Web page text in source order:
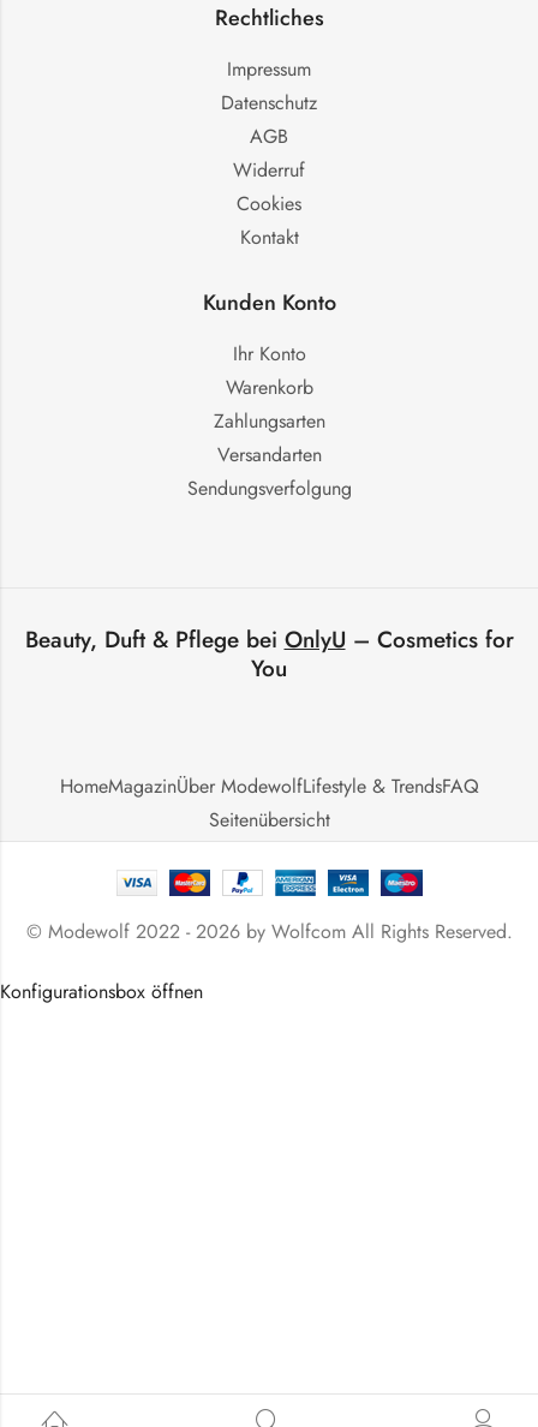
Rechtliches
Impressum
Datenschutz
AGB
Widerruf
Cookies
Kontakt
Kunden Konto
Ihr Konto
Warenkorb
Zahlungsarten
Versandarten
Sendungsverfolgung
Beauty, Duft & Pflege bei OnlyU – Cosmetics for
You
HomeMagazinÜber ModewolfLifestyle & TrendsFAQ
Seitenübersicht
© Modewolf 2022 - 2026 by WolfcomAll Rights Reserved.
Konfigurationsbox öffnen